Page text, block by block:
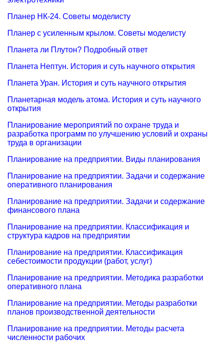
Планер НК-24. Советы моделисту
Планер с усиленным крылом. Советы моделисту
Планета ли Плутон? Подробный ответ
Планета Нептун. История и суть научного открытия
Планета Уран. История и суть научного открытия
Планетарная модель атома. История и суть научного
открытия
Планирование мероприятий по охране труда и
разработка программ по улучшению условий и охраны
труда в организации
Планирование на предприятии. Виды планирования
Планирование на предприятии. Задачи и содержание
оперативного планирования
Планирование на предприятии. Задачи и содержание
финансового плана
Планирование на предприятии. Классификация и
структура кадров на предприятии
Планирование на предприятии. Классификация
себестоимости продукции (работ, услуг)
Планирование на предприятии. Методика разработки
оперативного плана
Планирование на предприятии. Методы разработки
планов производственной деятельности
Планирование на предприятии. Методы расчета
численности рабочих